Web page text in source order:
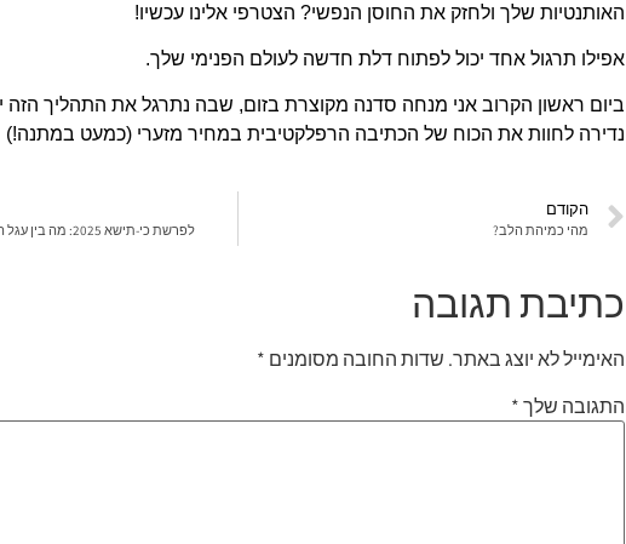
האותנטיות שלך ולחזק את החוסן הנפשי? הצטרפי אלינו עכשיו!
אפילו תרגול אחד יכול לפתוח דלת חדשה לעולם הפנימי שלך.
ביום ראשון הקרוב אני מנחה סדנה מקוצרת בזום, שבה נתרגל את התהליך הזה
נדירה לחוות את הכוח של הכתיבה הרפלקטיבית במחיר מזערי (כמעט במתנה!)
הקודם
מהי כמיהת הלב? לפרשת כי-תישא 2025: מה בין עגל הזהב למגילת אסתר?
כתיבת תגובה
האימייל לא יוצג באתר. שדות החובה מסומנים *
התגובה שלך*